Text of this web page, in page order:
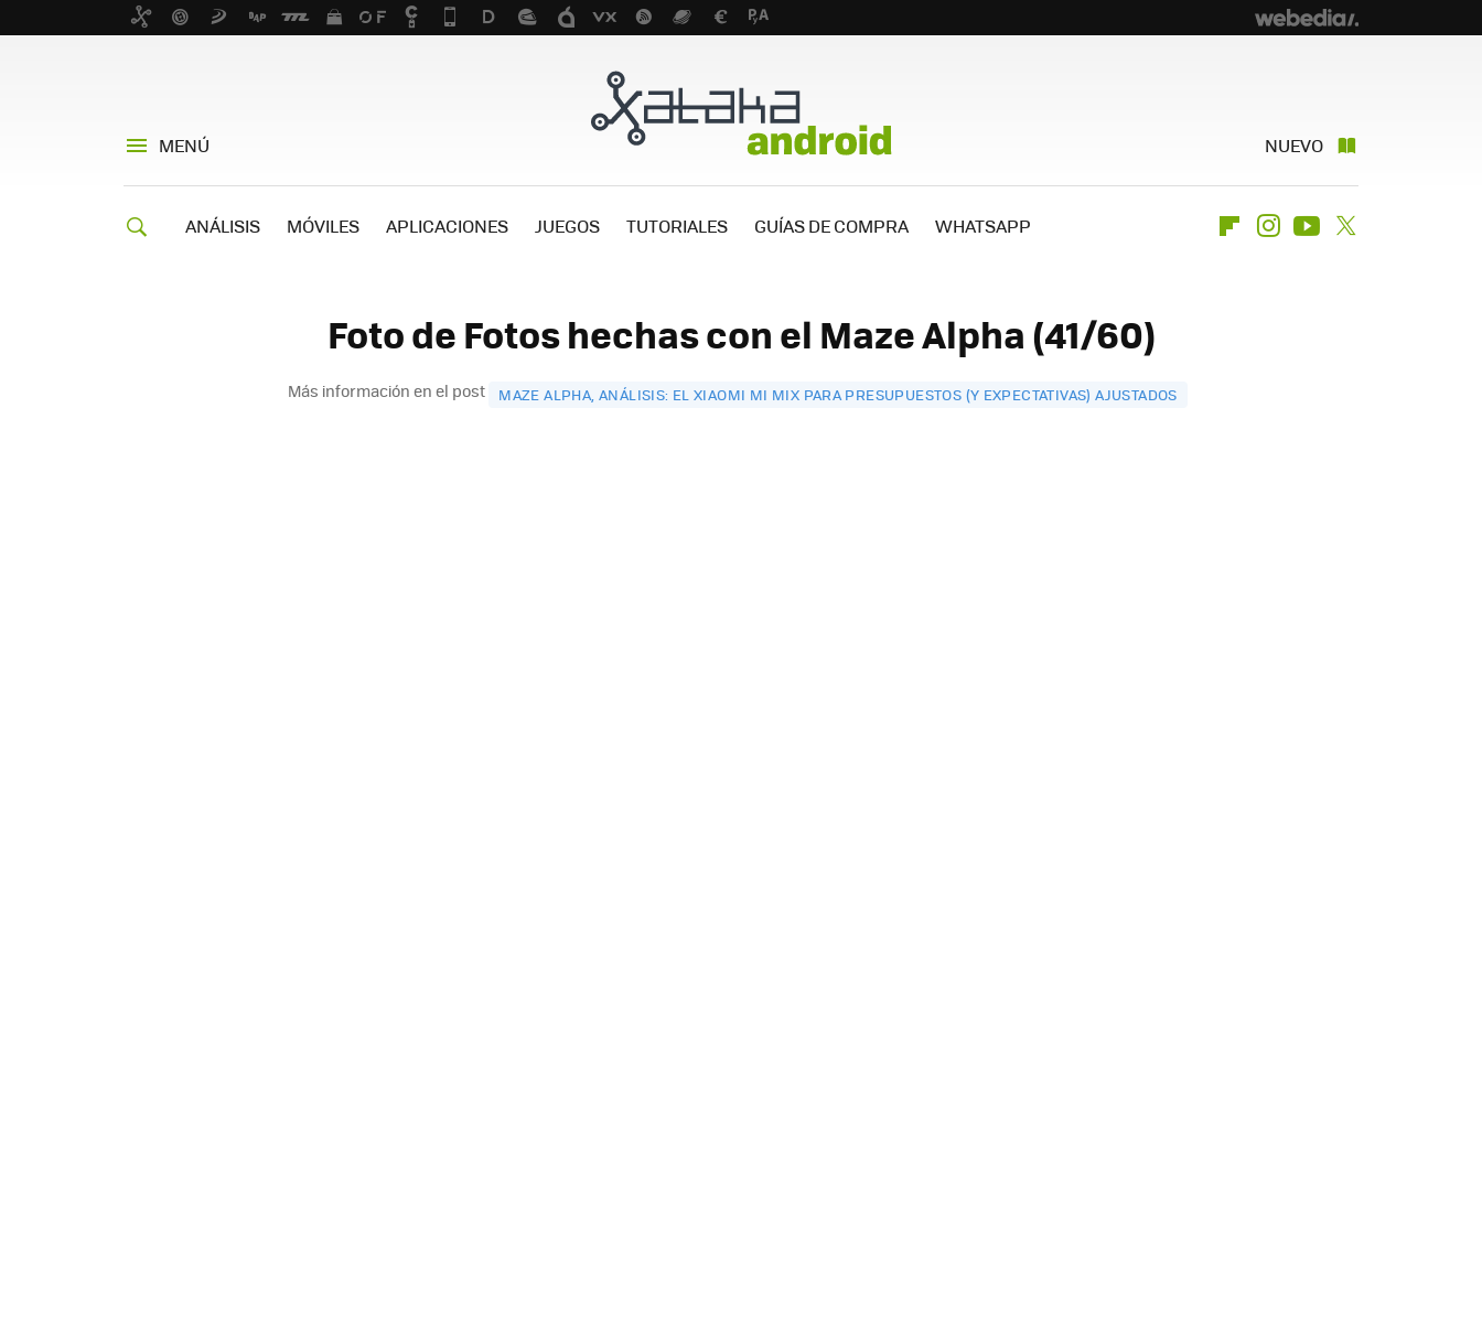
MENÚ NUEVO
ANÁLISIS MÓVILES APLICACIONES JUEGOS TUTORIALES GUÍAS DE COMPRA WHATSAPP FlipboardInstagramYoutube
Foto de Fotos hechas con el Maze Alpha (41/60)
Más información en el post MAZE ALPHA, ANÁLISIS: EL XIAOMI MI MIX PARA PRESUPUESTOS (Y EXPECTATIVAS) AJUSTADOS